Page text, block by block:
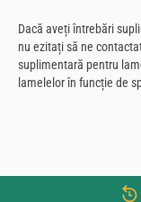
Dacă aveți întrebări
nu ezitați să ne
suplimentară pentru
lamelelor în funcție de